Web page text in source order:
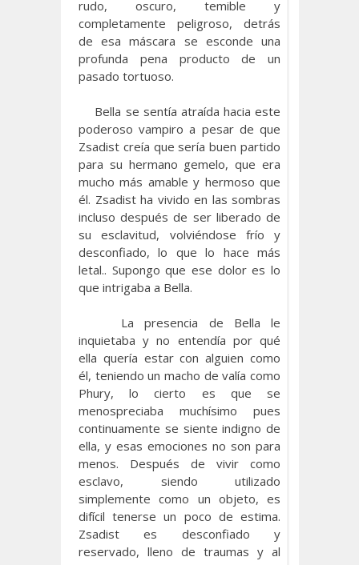
rudo, oscuro, temible y
completamente peligroso, detrás
de esa máscara se esconde una
profunda pena producto de un
pasado tortuoso.
Bella se sentía atraída hacia este
poderoso vampiro a pesar de que
Zsadist creía que sería buen partido
para su hermano gemelo, que era
mucho más amable y hermoso que
él. Zsadist ha vivido en las sombras
incluso después de ser liberado de
su esclavitud, volviéndose frío y
desconfiado, lo que lo hace más
letal.. Supongo que ese dolor es lo
que intrigaba a Bella.
La presencia de Bella le
inquietaba y no entendía por qué
ella quería estar con alguien como
él, teniendo un macho de valía como
Phury, lo cierto es que se
menospreciaba muchísimo pues
continuamente se siente indigno de
ella, y esas emociones no son para
menos. Después de vivir como
esclavo, siendo utilizado
simplemente como un objeto, es
difícil tenerse un poco de estima.
Zsadist es desconfiado y
reservado, lleno de traumas y al